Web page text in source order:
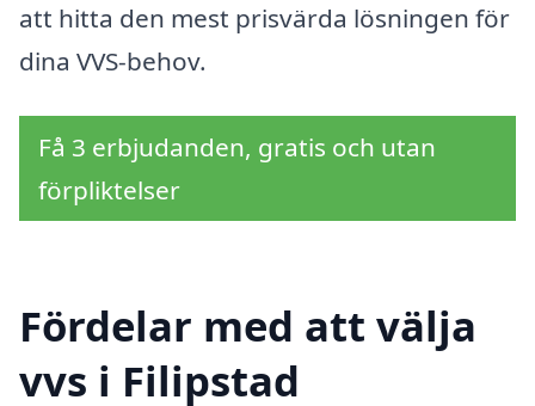
att hitta den mest prisvärda lösningen för
dina VVS-behov.
Få 3 erbjudanden, gratis och utan
förpliktelser
Fördelar med att välja
vvs i Filipstad